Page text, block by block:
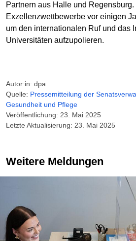
Partnern aus Halle und
Exzellenzwettbewerbe vor einigen
um den internationalen Ruf und das
Universitäten aufzupolieren.
Autor:in: dpa
Quelle: Pressemitteilung der
Gesundheit und Pflege
Veröffentlichung: 23. Mai 2025
Letzte Aktualisierung: 23. Mai 2025
Weitere Meldungen